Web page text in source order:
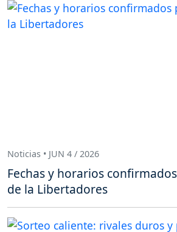
Noticias • JUN 4 / 2026
Fechas y horarios
de la Libertadores